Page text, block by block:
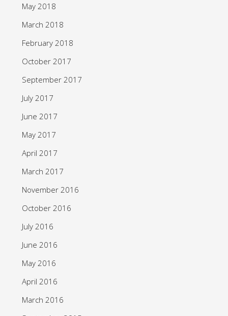
May 2018
March 2018
February 2018
October 2017
September 2017
July 2017
June 2017
May 2017
April 2017
March 2017
November 2016
October 2016
July 2016
June 2016
May 2016
April 2016
March 2016